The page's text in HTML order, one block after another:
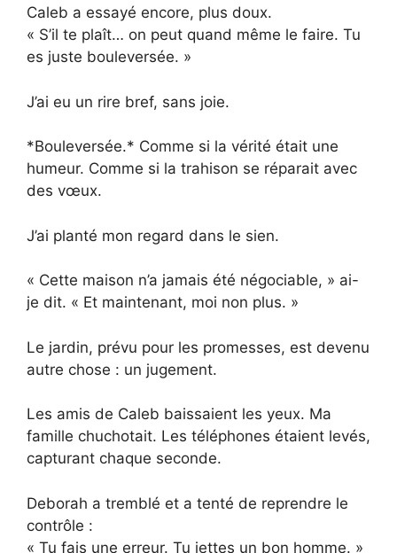
Caleb a essayé encore, plus doux.
« S’il te plaît… on peut quand même le faire. Tu
es juste bouleversée. »
J’ai eu un rire bref, sans joie.
*Bouleversée.* Comme si la vérité était une
humeur. Comme si la trahison se réparait avec
des vœux.
J’ai planté mon regard dans le sien.
« Cette maison n’a jamais été négociable, » ai-
je dit. « Et maintenant, moi non plus. »
Le jardin, prévu pour les promesses, est devenu
autre chose : un jugement.
Les amis de Caleb baissaient les yeux. Ma
famille chuchotait. Les téléphones étaient levés,
capturant chaque seconde.
Deborah a tremblé et a tenté de reprendre le
contrôle :
« Tu fais une erreur. Tu jettes un bon homme. »